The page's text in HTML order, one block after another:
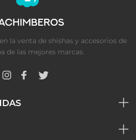
la venta de shishas y accesorios de
de las mejores marcas.